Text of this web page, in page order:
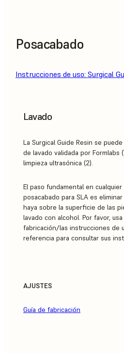
Posacabado
Instrucciones de uso: Surgical
Lavado
La Surgical Guide Resin se
de lavado validada por Formlabs
limpieza ultrasónica (2).
El paso fundamental en
posacabado para SLA es
haya sobre la superficie de las
lavado con alcohol. Por favor,
fabricación/las instrucciones de
referencia para consultar sus
AJUSTES
Guía de fabricación